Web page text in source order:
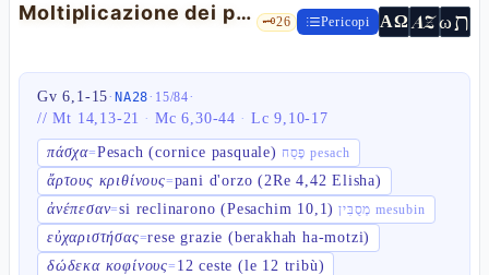
Moltiplicazione dei pani 🗝️26 Pericopi ΑΩ AZωת
Gv 6,1-15·NA28· 15/84·
//Mt 14,13-21 · Mc 6,30-44 · Lc 9,10-17
πάσχα=Pesach (cornice pasquale) פֶּסַח pesach
ἄρτους κριθίνους=pani d'orzo (2Re 4,42 Elisha)
ἀνέπεσαν=si reclinarono (Pesachim 10,1) מְסֻבִּין mesubin
εὐχαριστήσας=rese grazie (berakhah ha-motzi)
δώδεκα κοφίνους= 12 ceste (le 12 tribù)